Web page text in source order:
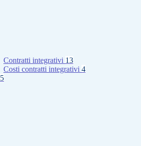
Contratti integrativi 13
Costi contratti integrativi 4
5